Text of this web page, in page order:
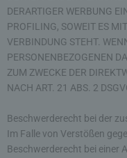
DERARTIGER WERBUNG
PROFILING, SOWEIT ES
VERBINDUNG STEHT.
PERSONENBEZOGENEN
ZUM ZWECKE DER
NACH ART. 21 ABS. 2
Beschwerderecht bei der
Im Falle von Verstößen
Beschwerderecht bei einer